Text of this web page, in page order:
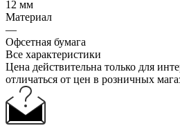
12 мм
Материал
—
Офсетная бумага
Все характеристики
Цена действительна только для
отличаться от цен в розничных